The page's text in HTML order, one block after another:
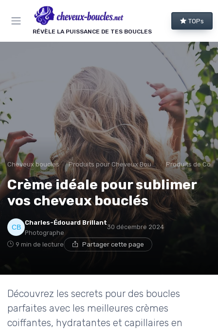
RÉVÈLE LA PUISSANCE DE TES BOUCLES
TOPs
Cheveux boucles Produits pour Cheveux Bouclés et Texturés Produits de
Crème idéale pour sublimer
vos cheveux bouclés
Charles-Édouard Brillant
Photographe
30 décembre 2024
9 min de lecture Partager cette page
Découvrez les secrets pour des boucles
parfaites avec les meilleures crèmes
coiffantes, hydratantes et capillaires en
Panneau de gestion des cookies